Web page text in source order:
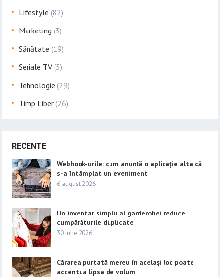
Lifestyle (82)
Marketing (3)
Sănătate (19)
Seriale TV (5)
Tehnologie (29)
Timp Liber (26)
RECENTE
Webhook-urile: cum anunță o aplicație alta că
s-a întâmplat un eveniment
6 august 2026
Un inventar simplu al garderobei reduce
cumpărăturile duplicate
30 iulie 2026
Cărarea purtată mereu în același loc poate
accentua lipsa de volum